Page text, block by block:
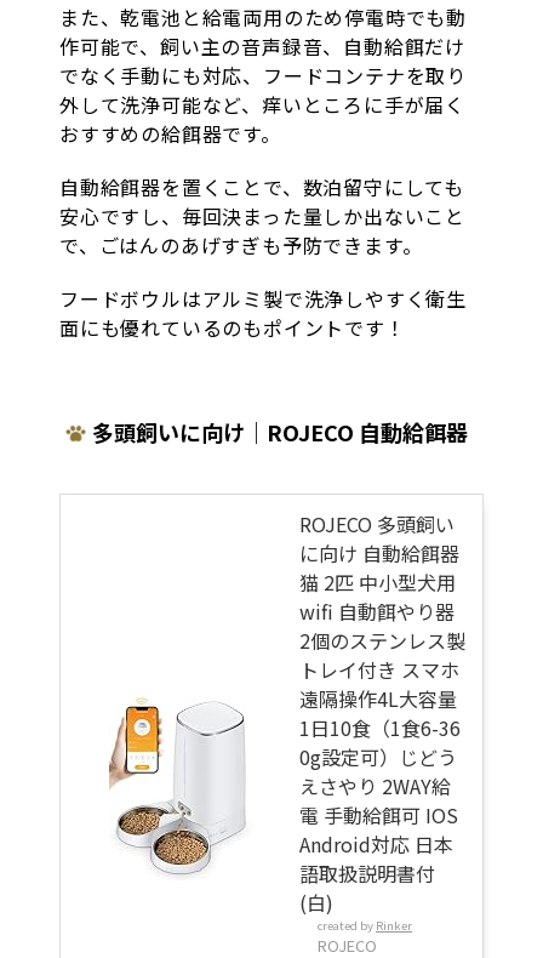
また、乾電池と給電両用のため停電時でも動
作可能で、飼い主の音声録音、自動給餌だけ
でなく手動にも対応、フードコンテナを取り
外して洗浄可能など、痒いところに手が届く
おすすめの給餌器です。
自動給餌器を置くことで、数泊留守にしても
安心ですし、毎回決まった量しか出ないこと
で、ごはんのあげすぎも予防できます。
フードボウルはアルミ製で洗浄しやすく衛生
面にも優れているのもポイントです！
多頭飼いに向け｜ROJECO 自動給餌器
ROJECO 多頭飼い
に向け 自動給餌器
猫 2匹 中小型犬用
wifi 自動餌やり器
2個のステンレス製
トレイ付き スマホ
遠隔操作4L大容量
1日10食（1食6-36
0g設定可）じどう
えさやり 2WAY給
電 手動給餌可 IOS
Android対応 日本
語取扱説明書付
(白)
created by Rinker
ROJECO